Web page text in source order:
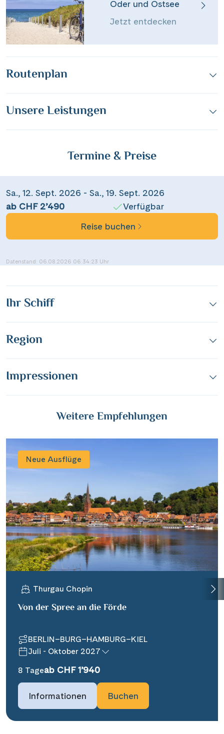
Messenger
WhatsApp
Link kopieren
Oder und Ostsee
Jetzt entdecken
Routenplan
Unsere Leistungen
Termine & Preise
Sa., 12. Sept. 2026 - Sa., 19. Sept. 2026
ab CHF 2’490
Verfügbar
Reise buchen
Datenstand: 06.08.2026 06:34:23 Uhr
Ihr Schiff
Region
Impressionen
Weitere Empfehlungen
Neue Ausflüge
Thurgau Chopin
Von der Spree an die Förde
BERLIN–BURG–HAMBURG–KIEL
Juli - Oktober 2027
8 Tageab CHF 1’940
Informationen Buchen
youtube.com.
Video anzeigen